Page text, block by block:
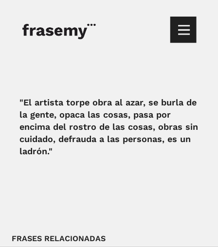
"El artista torpe obra al azar, se burla de
la gente, opaca las cosas, pasa por
encima del rostro de las cosas, obras sin
cuidado, defrauda a las personas, es un
ladrón."
FRASES RELACIONADAS